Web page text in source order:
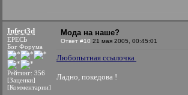
Infect3d
ЕРЕСЬ
Бог Форума
Рейтинг: 356
[Заценки]
[Комментарии]
Мода на наше?
Ответ #10 21 мая 2005, 00:45:01
Любопытная ссылочка
Ладно, покедова !